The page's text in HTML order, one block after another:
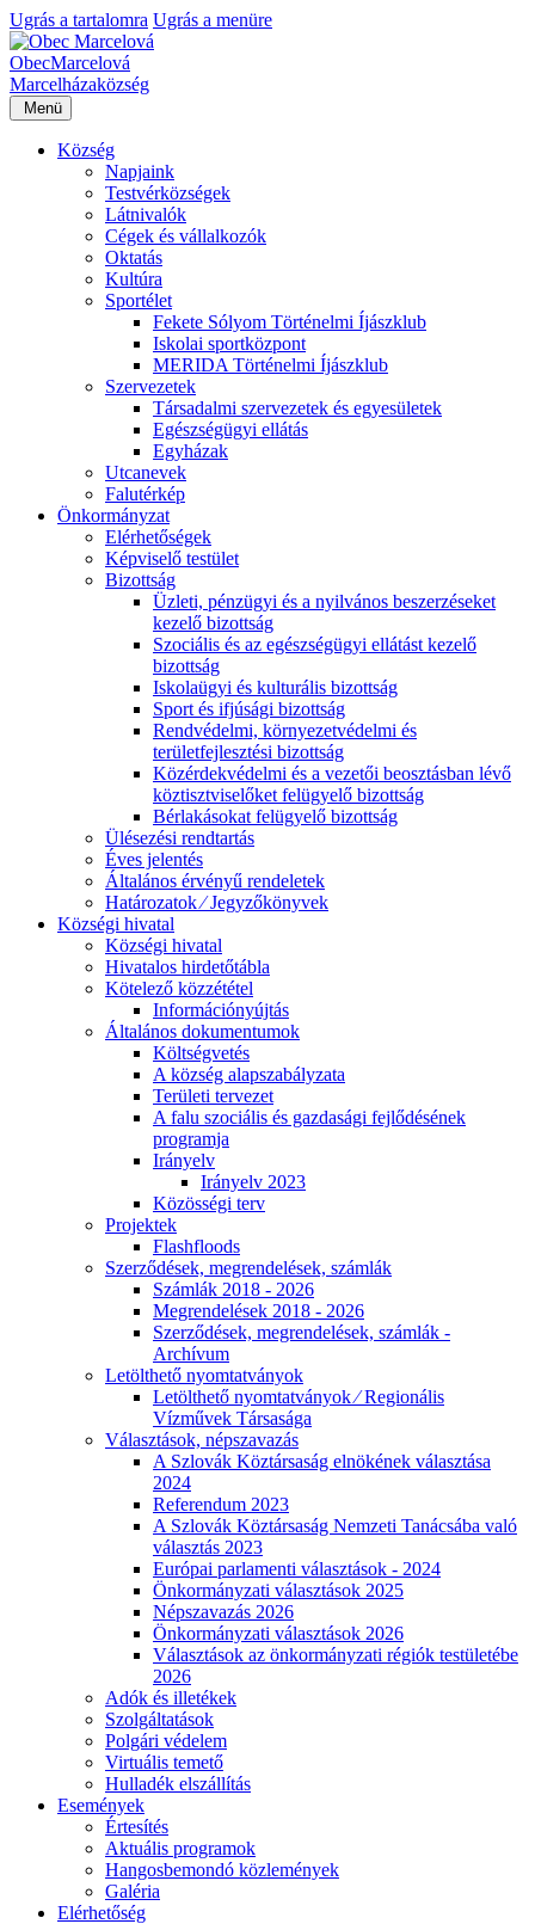
Ugrás a tartalomra Ugrás a menüre
ObecMarcelová
Marcelházaközség
Menü
Község
Napjaink
Testvérközségek
Látnivalók
Cégek és vállalkozók
Oktatás
Kultúra
Sportélet
Fekete Sólyom Történelmi Íjászklub
Iskolai sportközpont
MERIDA Történelmi Íjászklub
Szervezetek
Társadalmi szervezetek és egyesületek
Egészségügyi ellátás
Egyházak
Utcanevek
Falutérkép
Önkormányzat
Elérhetőségek
Képviselő testület
Bizottság
Üzleti, pénzügyi és a nyilvános beszerzéseket
kezelő bizottság
Szociális és az egészségügyi ellátást kezelő
bizottság
Iskolaügyi és kulturális bizottság
Sport és ifjúsági bizottság
Rendvédelmi, környezetvédelmi és
területfejlesztési bizottság
Közérdekvédelmi és a vezetői beosztásban lévő
köztisztviselőket felügyelő bizottság
Bérlakásokat felügyelő bizottság
Ülésezési rendtartás
Éves jelentés
Általános érvényű rendeletek
Határozatok ⁄ Jegyzőkönyvek
Községi hivatal
Községi hivatal
Hivatalos hirdetőtábla
Kötelező közzététel
Információnyújtás
Általános dokumentumok
Költségvetés
A község alapszabályzata
Területi tervezet
A falu szociális és gazdasági fejlődésének
programja
Irányelv
Irányelv 2023
Közösségi terv
Projektek
Flashfloods
Szerződések, megrendelések, számlák
Számlák 2018 - 2026
Megrendelések 2018 - 2026
Szerződések, megrendelések, számlák -
Archívum
Letölthető nyomtatványok
Letölthető nyomtatványok ⁄ Regionális
Vízművek Társasága
Választások, népszavazás
A Szlovák Köztársaság elnökének választása
2024
Referendum 2023
A Szlovák Köztársaság Nemzeti Tanácsába való
választás 2023
Európai parlamenti választások - 2024
Önkormányzati választások 2025
Népszavazás 2026
Önkormányzati választások 2026
Választások az önkormányzati régiók testületébe
2026
Adók és illetékek
Szolgáltatások
Polgári védelem
Virtuális temető
Hulladék elszállítás
Események
Értesítés
Aktuális programok
Hangosbemondó közlemények
Galéria
Elérhetőség